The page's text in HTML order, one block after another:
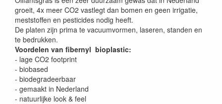
groeit, 4x meer CO2 vastlegt dan bomen en geen irrigatie,
meststoffen en pesticides nodig heeft.
De platen zijn prima te vacuumvormen, laseren, standen en
te bedrukken.
Voordelen van fibernyl bioplastic:
- lage CO2 footprint
- biobased
- biodegradeerbaar
- gemaakt in Nederland
- natuurlijke look & feel